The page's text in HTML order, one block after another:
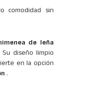
comodidad sin
de leña
diseño limpio
en la opción
.